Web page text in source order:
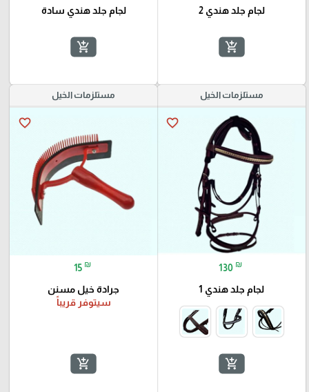
لجام جلد هندي 2
add_shopping_cart
لجام جلد هندي سادة
add_shopping_cart
مستلزمات الخيل
favorite_border
130 ₪
لجام جلد هندي 1
add_shopping_cart
مستلزمات الخيل
favorite_border
15 ₪
جرادة خيل مسنن
سيتوفر قريباً
add_shopping_cart